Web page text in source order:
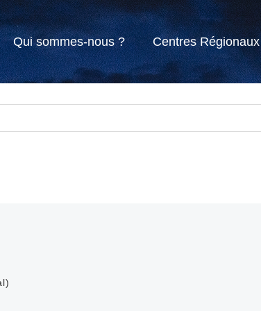
Qui sommes-nous ? Centres Régionaux